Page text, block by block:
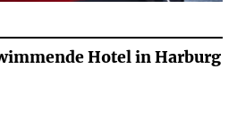
Hotel in Harburg